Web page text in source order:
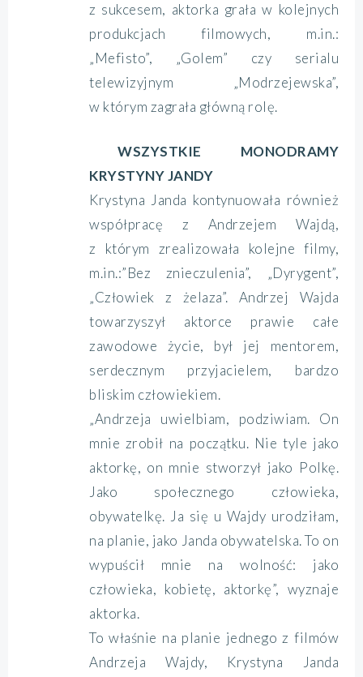
z sukcesem, aktorka grała w kolejnych
produkcjach filmowych, m.in.:
„Mefisto”, „Golem” czy serialu
telewizyjnym „Modrzejewska”,
w którym zagrała główną rolę.
WSZYSTKIE MONODRAMY
KRYSTYNY JANDY
Krystyna Janda kontynuowała również
współpracę z Andrzejem Wajdą,
z którym zrealizowała kolejne filmy,
m.in.:”Bez znieczulenia”, „Dyrygent”,
„Człowiek z żelaza”. Andrzej Wajda
towarzyszył aktorce prawie całe
zawodowe życie, był jej mentorem,
serdecznym przyjacielem, bardzo
bliskim człowiekiem.
„Andrzeja uwielbiam, podziwiam. On
mnie zrobił na początku. Nie tyle jako
aktorkę, on mnie stworzył jako Polkę.
Jako społecznego człowieka,
obywatelkę. Ja się u Wajdy urodziłam,
na planie, jako Janda obywatelska. To on
wypuścił mnie na wolność: jako
człowieka, kobietę, aktorkę”, wyznaje
aktorka.
To właśnie na planie jednego z filmów
Andrzeja Wajdy, Krystyna Janda